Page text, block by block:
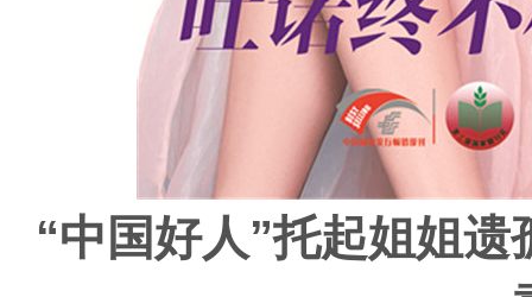
“中国好人”托起姐姐